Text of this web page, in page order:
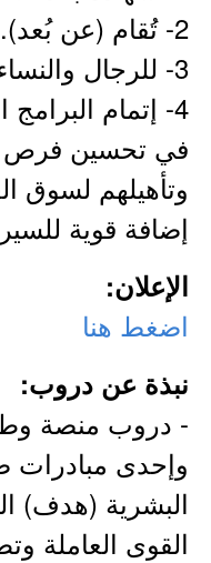
2- تُقام (عن بُعد).
3- للرجال والنساء.
4- إتمام
في تحسين فرص
وتأهيلهم لسوق
إضافة قوية
الإعلان:
اضغط هنا
نبذة عن دروب:
- دروب منصة
وإحدى مبادرات
البشرية (هدف)
القوى العاملة